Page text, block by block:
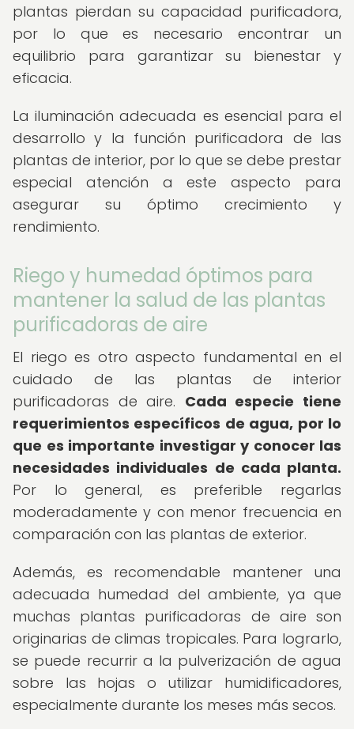
plantas pierdan su capacidad purificadora,
por lo que es necesario encontrar un
equilibrio para garantizar su bienestar y
eficacia.
La iluminación adecuada es esencial para el
desarrollo y la función purificadora de las
plantas de interior, por lo que se debe prestar
especial atención a este aspecto para
asegurar su óptimo crecimiento y
rendimiento.
Riego y humedad óptimos para
mantener la salud de las plantas
purificadoras de aire
El riego es otro aspecto fundamental en el
cuidado de las plantas de interior
purificadoras de aire. Cada especie tiene
requerimientos específicos de agua, por lo
que es importante investigar y conocer las
necesidades individuales de cada planta.
Por lo general, es preferible regarlas
moderadamente y con menor frecuencia en
comparación con las plantas de exterior.
Además, es recomendable mantener una
adecuada humedad del ambiente, ya que
muchas plantas purificadoras de aire son
originarias de climas tropicales. Para lograrlo,
se puede recurrir a la pulverización de agua
sobre las hojas o utilizar humidificadores,
especialmente durante los meses más secos.